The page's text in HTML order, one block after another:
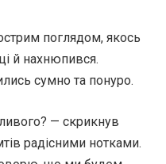
поглядом, якось
й нахнюпився.
сумно та понуро.
— скрикнув
радісними нотками.